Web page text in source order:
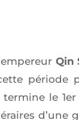
Qin
période
le 1er
d’une